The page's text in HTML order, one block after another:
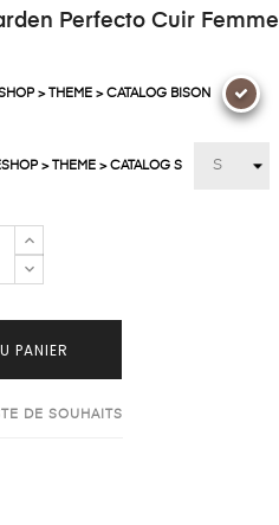
Perfecto Cuir Femme
> THEME > CATALOG BISON
> THEME > CATALOG S
PANIER
DE SOUHAITS